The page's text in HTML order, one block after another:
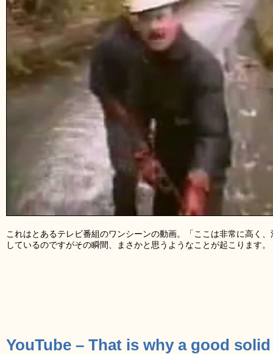
これはとあるテレビ番組のワンシーンの動画。「ここは非常に高く
しているのですがその瞬間、まさかと思うようなことが起こります。
YouTube – That is why a good